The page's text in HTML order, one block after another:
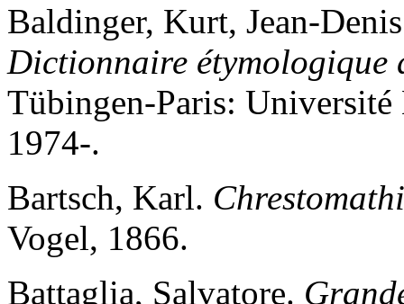
Baldinger, Kurt, Jean-
Dictionnaire étymologique
Tübingen-Paris:
1974-.
Bartsch, Karl.
Vogel, 1866.
Battaglia, Salvatore.